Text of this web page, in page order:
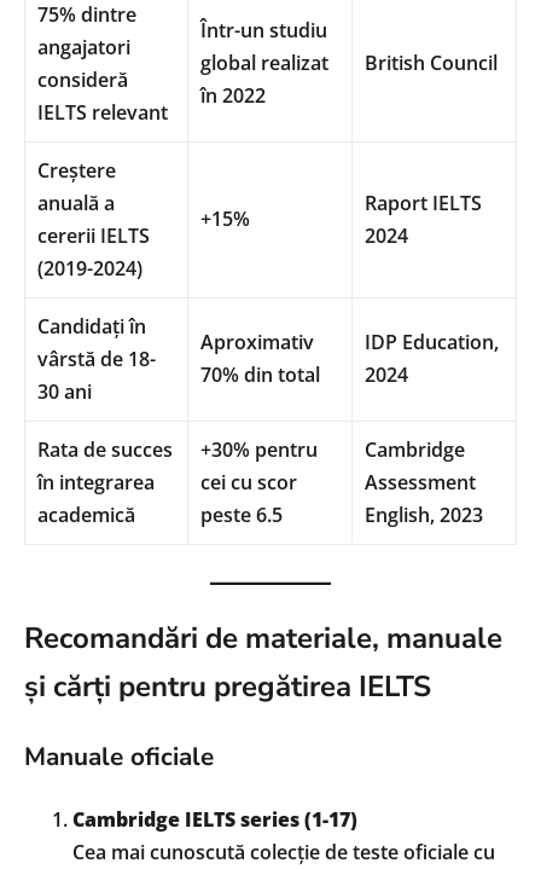
75% dintre
angajatori
consideră
IELTS relevant
Într-un studiu
global realizat
în 2022
British Council
Creștere
anuală a
cererii IELTS
(2019-2024)
+15%
Raport IELTS
2024
Candidați în
vârstă de 18-
30 ani
Aproximativ
70% din total
IDP Education,
2024
Rata de succes
în integrarea
academică
+30% pentru
cei cu scor
peste 6.5
Cambridge
Assessment
English, 2023
Recomandări de materiale, manuale
și cărți pentru pregătirea IELTS
Manuale oficiale
Cambridge IELTS series (1-17)
Cea mai cunoscută colecție de teste oficiale cu